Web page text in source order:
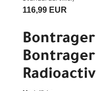
116,99 EUR